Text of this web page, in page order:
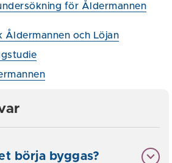
för Åldermannen
Åldermannen och Löjan
börja byggas?